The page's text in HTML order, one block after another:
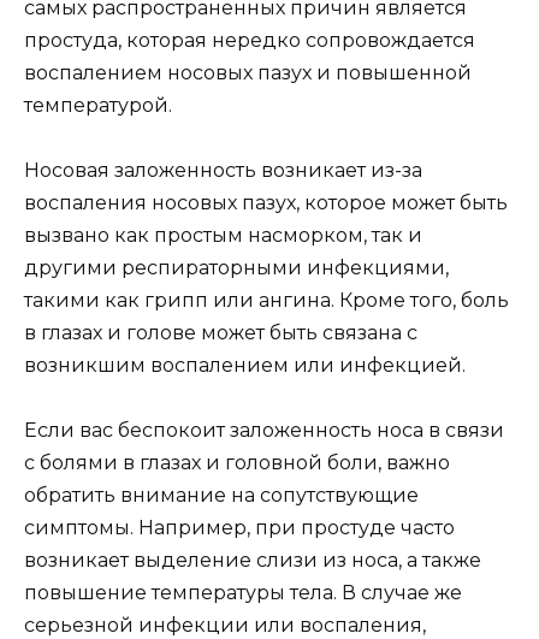
самых распространенных причин является
простуда, которая нередко сопровождается
воспалением носовых пазух и повышенной
температурой.
Носовая заложенность возникает из-за
воспаления носовых пазух, которое может быть
вызвано как простым насморком, так и
другими респираторными инфекциями,
такими как грипп или ангина. Кроме того, боль
в глазах и голове может быть связана с
возникшим воспалением или инфекцией.
Если вас беспокоит заложенность носа в связи
с болями в глазах и головной боли, важно
обратить внимание на сопутствующие
симптомы. Например, при простуде часто
возникает выделение слизи из носа, а также
повышение температуры тела. В случае же
серьезной инфекции или воспаления,